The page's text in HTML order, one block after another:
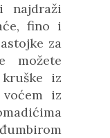
najdraži
fino i
za
možete
iz
iz